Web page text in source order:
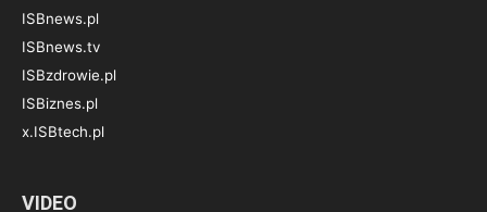
ISBnews.pl
ISBnews.tv
ISBzdrowie.pl
ISBiznes.pl
x.ISBtech.pl
VIDEO